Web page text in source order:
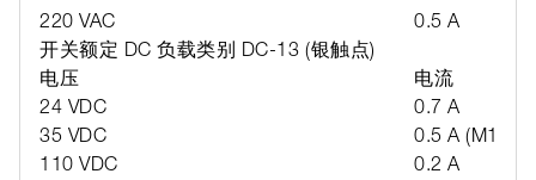
220 VAC
0.5 A
开关额定 DC 负载类别 DC-13 (银触点)
电压
电流
24 VDC
0.7 A
35 VDC
0.5 A (M12
110 VDC
0.2 A